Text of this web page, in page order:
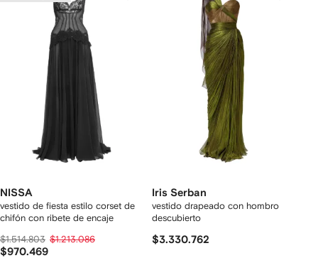
NISSA
vestido de fiesta estilo corset de
chifón con ribete de encaje
$1.514.803 $1.213.086
$970.469
Iris Serban
vestido drapeado con hombro
descubierto
$3.330.762